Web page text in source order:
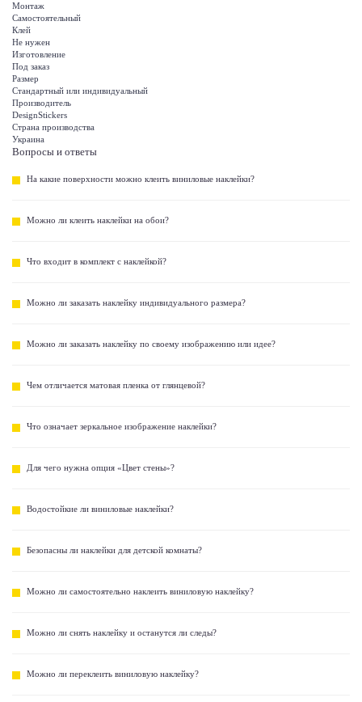
Монтаж
Самостоятельный
Клей
Не нужен
Изготовление
Под заказ
Размер
Стандартный или индивидуальный
Производитель
DesignStickers
Страна производства
Украина
Вопросы и ответы
На какие поверхности можно клеить виниловые наклейки?
Можно ли клеить наклейки на обои?
Что входит в комплект с наклейкой?
Можно ли заказать наклейку индивидуального размера?
Можно ли заказать наклейку по своему изображению или идее?
Чем отличается матовая пленка от глянцевой?
Что означает зеркальное изображение наклейки?
Для чего нужна опция «Цвет стены»?
Водостойкие ли виниловые наклейки?
Безопасны ли наклейки для детской комнаты?
Можно ли самостоятельно наклеить виниловую наклейку?
Можно ли снять наклейку и останутся ли следы?
Можно ли переклеить виниловую наклейку?